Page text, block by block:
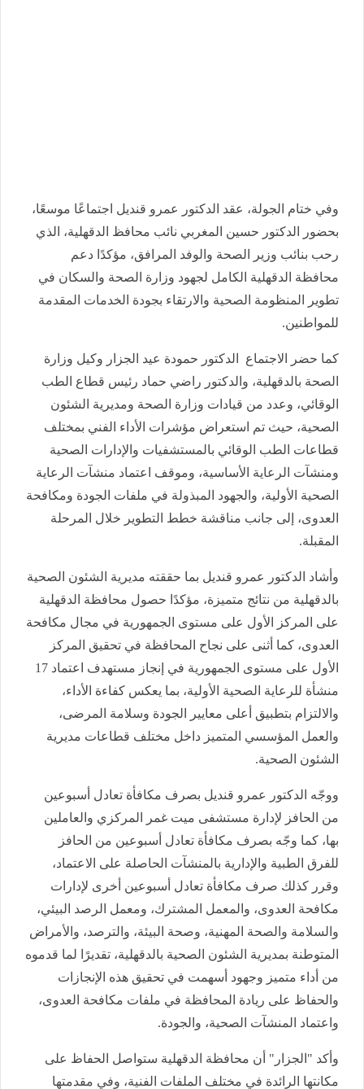
وفي ختام الجولة، عقد الدكتور عمرو قنديل اجتماعًا موسعًا،
بحضور الدكتور حسين المغربي نائب محافظ الدقهلية، الذي
رحب بنائب وزير الصحة والوفد المرافق، مؤكدًا دعم
محافظة الدقهلية الكامل لجهود وزارة الصحة والسكان في
تطوير المنظومة الصحية والارتقاء بجودة الخدمات المقدمة
للمواطنين.
كما حضر الاجتماع الدكتور حمودة عيد الجزار وكيل وزارة
الصحة بالدقهلية، والدكتور راضي حماد رئيس قطاع الطب
الوقائي، وعدد من قيادات وزارة الصحة ومديرية الشئون
الصحية، حيث تم استعراض مؤشرات الأداء الفني بمختلف
قطاعات الطب الوقائي بالمستشفيات والإدارات الصحية
ومنشآت الرعاية الأساسية، وموقف اعتماد منشآت الرعاية
الصحية الأولية، والجهود المبذولة في ملفات الجودة ومكافحة
العدوى، إلى جانب مناقشة خطط التطوير خلال المرحلة
المقبلة.
وأشاد الدكتور عمرو قنديل بما حققته مديرية الشئون الصحية
بالدقهلية من نتائج متميزة، مؤكدًا حصول محافظة الدقهلية
على المركز الأول على مستوى الجمهورية في مجال مكافحة
العدوى، كما أثنى على نجاح المحافظة في تحقيق المركز
الأول على مستوى الجمهورية في إنجاز مستهدف اعتماد 17
منشأة للرعاية الصحية الأولية، بما يعكس كفاءة الأداء،
والالتزام بتطبيق أعلى معايير الجودة وسلامة المرضى،
والعمل المؤسسي المتميز داخل مختلف قطاعات مديرية
الشئون الصحية.
ووجّه الدكتور عمرو قنديل بصرف مكافأة تعادل أسبوعين
من الحافز لإدارة مستشفى ميت غمر المركزي والعاملين
بها، كما وجّه بصرف مكافأة تعادل أسبوعين من الحافز
للفرق الطبية والإدارية بالمنشآت الحاصلة على الاعتماد،
وقرر كذلك صرف مكافأة تعادل أسبوعين أخرى لإدارات
مكافحة العدوى، والمعمل المشترك، ومعمل الرصد البيئي،
والسلامة والصحة المهنية، وصحة البيئة، والترصد، والأمراض
المتوطنة بمديرية الشئون الصحية بالدقهلية، تقديرًا لما قدموه
من أداء متميز وجهود أسهمت في تحقيق هذه الإنجازات
والحفاظ على ريادة المحافظة في ملفات مكافحة العدوى،
واعتماد المنشآت الصحية، والجودة.
وأكد "الجزار" أن محافظة الدقهلية ستواصل الحفاظ على
مكانتها الرائدة في مختلف الملفات الفنية، وفي مقدمتها